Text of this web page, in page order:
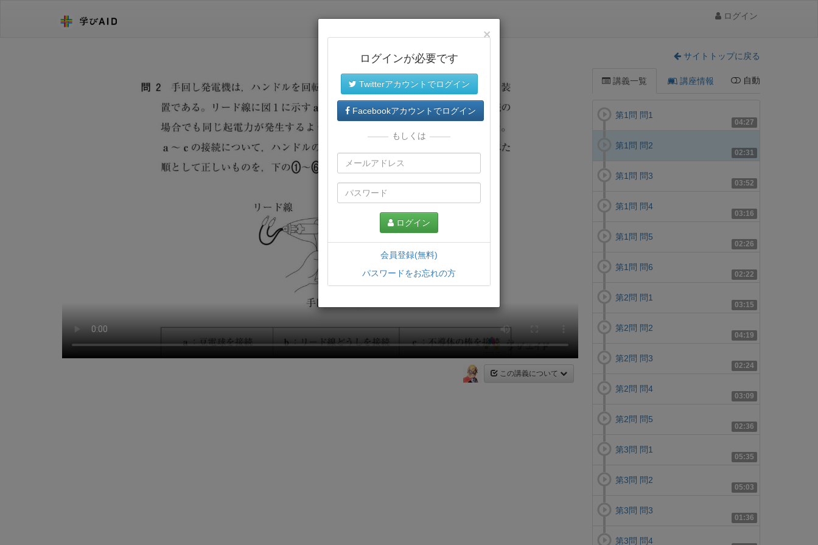
ログイン
サイトトップに戻る
この講義について
講義一覧 講座情報 自動
04:27
第1問 問1
02:31
第1問 問2
03:52
第1問 問3
03:16
第1問 問4
02:26
第1問 問5
02:22
第1問 問6
03:15
第2問 問1
04:19
第2問 問2
02:24
第2問 問3
03:09
第2問 問4
02:36
第2問 問5
05:35
第3問 問1
05:03
第3問 問2
01:36
第3問 問3
第3問 問4
×
ログインが必要です
Twitterアカウントでログイン
Facebookアカウントでログイン
もしくは
ログイン
会員登録(無料)
パスワードをお忘れの方